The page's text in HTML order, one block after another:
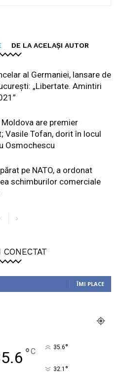
DE LA ACELAȘI AUTOR
al Germaniei, lansare de
„Libertate. Amintiri
Moldova are premier
Vasile Tofan, dorit în locul
Osmochescu
pe NATO, a ordonat
schimburilor comerciale
CONECTAT
ÎMI PLACE
°C 35.6°
32.1 °